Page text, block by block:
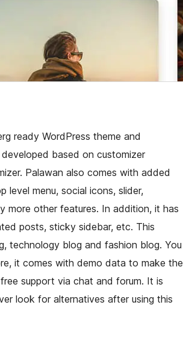
ready WordPress theme and
based on customizer
Palawan also comes with added
menu, social icons, slider,
more other features. In addition, it has
posts, sticky sidebar, etc. This
technology blog and fashion blog. You
it comes with demo data to make the
support via chat and forum. It is
look for alternatives after using this